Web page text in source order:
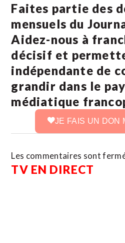
Faites partie des
mensuels du
Aidez-nous à
décisif et
indépendante de
grandir dans le
médiatique
JE FAIS UN DON
Les commentaires sont
TV EN DIRECT